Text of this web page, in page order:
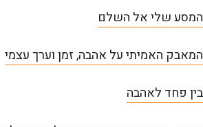
המסע שלי אל השלם
המאבק האמיתי על אהבה, זמן וערך עצמי
בין פחד לאהבה